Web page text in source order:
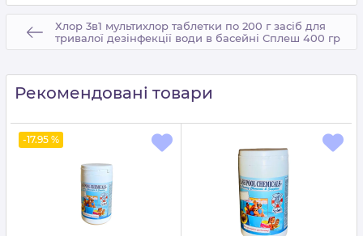
Хлор 3в1 мультихлор таблетки по 200 г засіб для
тривалої дезінфекції води в басейні Сплеш 400 гр
Рекомендовані товари
-17.95 %